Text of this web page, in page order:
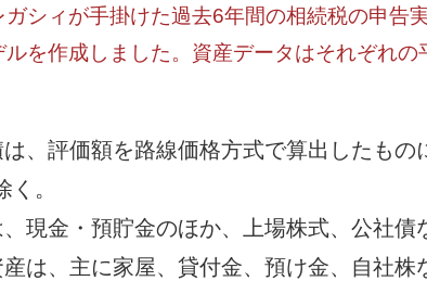
シィが手掛けた過去6年間の相続税の申告
ルを作成しました。資産データはそれぞれ
、評価額を路線価格方式で算出したもの
く。
現金・預貯金のほか、上場株式、公社債
は、主に家屋、貸付金、預け金、自社